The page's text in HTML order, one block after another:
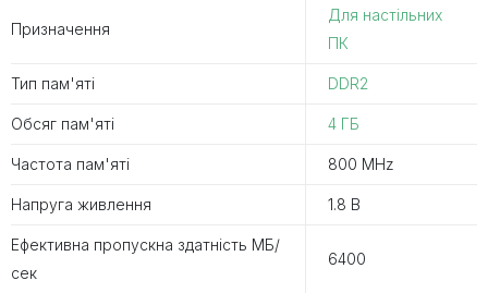
Призначення
Для настільних
ПК
Тип пам'яті DDR2
Обсяг пам'яті 4 ГБ
Частота пам'яті 800 MHz
Напруга живлення 1.8 В
Ефективна пропускна здатність MБ/
сек
6400